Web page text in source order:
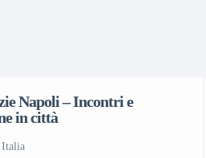
Napoli – Incontri e
in città